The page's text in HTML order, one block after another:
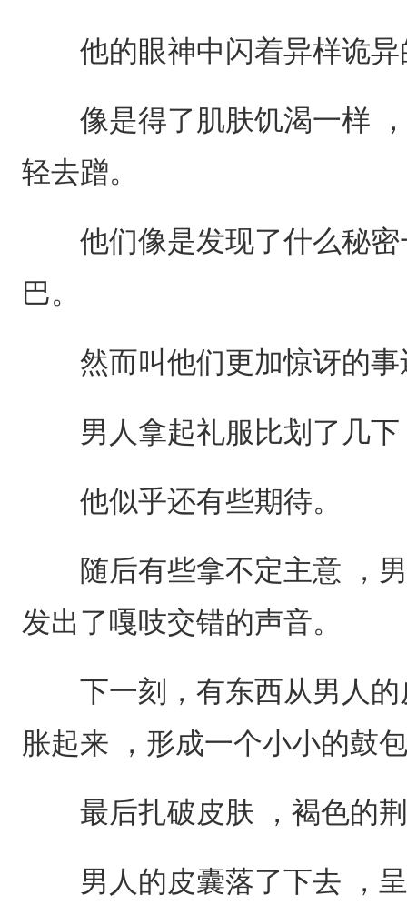
他的眼神中闪着异样诡异
像是得了肌肤饥渴一样 ，
轻去蹭。
他们像是发现了什么秘密
巴。
然而叫他们更加惊讶的事
男人拿起礼服比划了几下
他似乎还有些期待。
随后有些拿不定主意 ，男
发出了嘎吱交错的声音。
下一刻，有东西从男人的
胀起来 ，形成一个小小的鼓
最后扎破皮肤 ，褐色的荆
男人的皮囊落了下去 ，呈